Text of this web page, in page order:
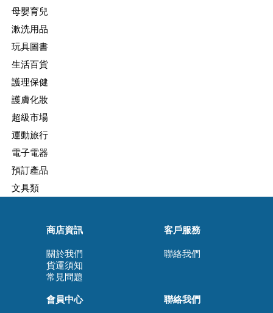
母嬰育兒
漱洗用品
玩具圖書
生活百貨
護理保健
護膚化妝
超級市場
運動旅行
電子電器
預訂產品
文具類
商店資訊
關於我們
貨運須知
常見問題
客戶服務
聯絡我們
會員中心 聯絡我們